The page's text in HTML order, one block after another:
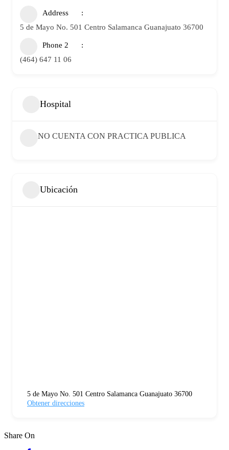
Address
5 de Mayo No. 501 Centro Salamanca Guanajuato 36700
Phone 2
(464) 647 11 06
Hospital
NO CUENTA CON PRACTICA PUBLICA
Ubicación
5 de Mayo No. 501 Centro Salamanca Guanajuato 36700
Obtener direcciones
Share On